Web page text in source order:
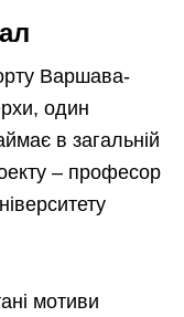
Варшава-
один
в загальній
– професор
мотиви